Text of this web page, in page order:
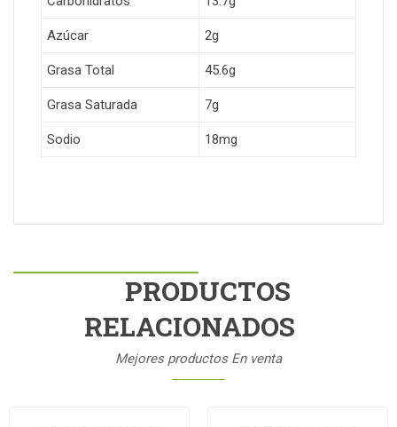
Azúcar 2g
Grasa Total 45.6g
Grasa Saturada 7g
Sodio 18mg
PRODUCTOS
RELACIONADOS
Mejores productos En venta